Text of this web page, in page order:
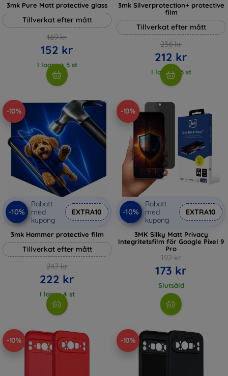
3mk Pure Matt protective glass
Tillverkat efter mått
169 kr
152 kr
I lager > 5 st
3mk Silverprotection+ protective
film
Tillverkat efter mått
236 kr
212 kr
I lager > 5 st
-10%
-10%
Rabatt
med
kupong
EXTRA10
3mk Hammer protective film
Tillverkat efter mått
247 kr
222 kr
I lager 4 st
-10%
-10%
Rabatt
med
kupong
EXTRA10
3MK Silky Matt Privacy
Integritetsfilm för Google Pixel 9
Pro
192 kr
173 kr
Slutsåld
-10% -10%